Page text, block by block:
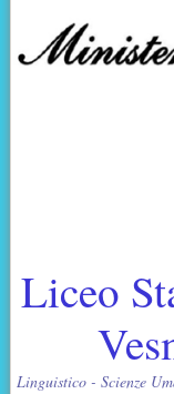
Liceo
Linguistico - Scienze